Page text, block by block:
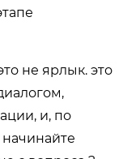
не ярлык. это
и, по